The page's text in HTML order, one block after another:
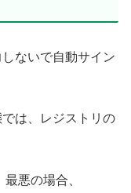
ないで自動サイン
は、レジストリの
悪の場合、